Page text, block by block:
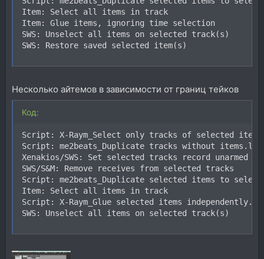
Item: Select all items in track
Item: Glue items, ignoring time selection
SWS: Unselect all items on selected track(s)
SWS: Restore saved selected item(s)
Несколько айтемов в зависимости от границ тейков
Код:
Script: X-Raym_Select only tracks of selected
Script: me2beats_Duplicate tracks without items.lua
Xenakios/SWS: Set selected tracks record unarmed
SWS/S&M: Remove receives from selected tracks
Script: me2beats_Duplicate selected items to
Item: Select all items in track
Script: X-Raym_Glue selected items
SWS: Unselect all items on selected track(s)